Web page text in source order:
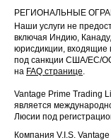
РЕГИОНАЛЬНЫЕ
Наши услуги не
включая Индию,
юрисдикции,
под санкции США/ЕС/
на FAQ странице
Vantage Prime Trading
является
Люсии под
Компания V.I.S.